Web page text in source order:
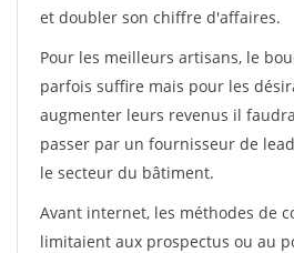
et doubler son chiffre d'affaires.
Pour les meilleurs artisans, le
parfois suffire mais pour les
augmenter leurs revenus il
passer par un fournisseur de
le secteur du bâtiment.
Avant internet, les méthodes de
limitaient aux prospectus ou au